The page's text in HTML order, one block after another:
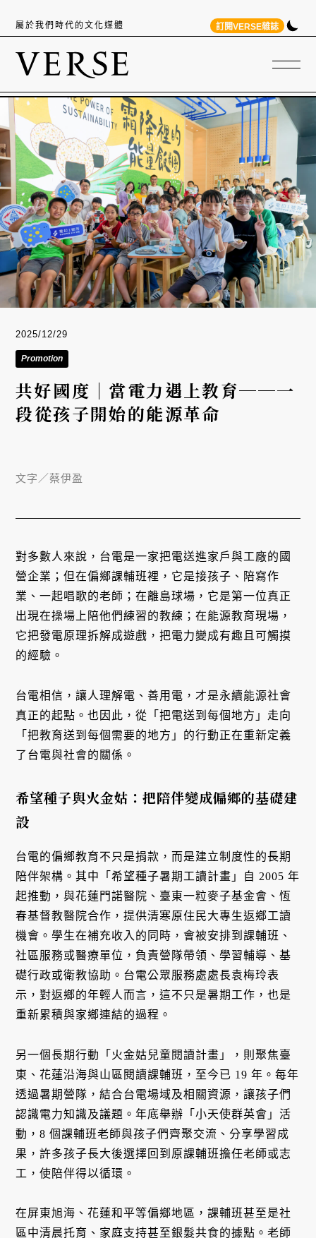
屬於我們時代的文化媒體 訂閱VERSE雜誌
2025/12/29
Promotion
共好國度｜當電力遇上教育──一
段從孩子開始的能源革命
對多數人來說，台電是一家把電送進家戶與工廠的國
營企業；但在偏鄉課輔班裡，它是接孩子、陪寫作
業、一起唱歌的老師；在離島球場，它是第一位真正
出現在操場上陪他們練習的教練；在能源教育現場，
它把發電原理拆解成遊戲，把電力變成有趣且可觸摸
的經驗。
台電相信，讓人理解電、善用電，才是永續能源社會
真正的起點。也因此，從「把電送到每個地方」走向
「把教育送到每個需要的地方」的行動正在重新定義
了台電與社會的關係。
希望種子與火金姑：把陪伴變成偏鄉的基礎建
設
台電的偏鄉教育不只是捐款，而是建立制度性的長期
陪伴架構。其中「希望種子暑期工讀計畫」自 2005 年
起推動，與花蓮門諾醫院、臺東一粒麥子基金會、恆
春基督教醫院合作，提供清寒原住民大專生返鄉工讀
機會。學生在補充收入的同時，會被安排到課輔班、
社區服務或醫療單位，負責營隊帶領、學習輔導、基
礎行政或衛教協助。台電公眾服務處處長袁梅玲表
示，對返鄉的年輕人而言，這不只是暑期工作，也是
重新累積與家鄉連結的過程。
另一個長期行動「火金姑兒童閱讀計畫」，則聚焦臺
東、花蓮沿海與山區閱讀課輔班，至今已 19 年。每年
透過暑期營隊，結合台電場域及相關資源，讓孩子們
認識電力知識及議題。年底舉辦「小天使群英會」活
動，8 個課輔班老師與孩子們齊聚交流、分享學習成
果，許多孩子長大後選擇回到原課輔班擔任老師或志
工，使陪伴得以循環。
在屏東旭海、花蓮和平等偏鄉地區，課輔班甚至是社
區中清晨托育、家庭支持甚至銀髮共食的據點。老師
文字／蔡伊盈